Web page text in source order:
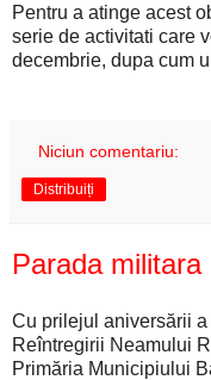
Pentru a atinge acest
serie de activitati care
decembrie, dupa cum
Niciun comentariu:
Distribuiți
Parada
Cu prilejul aniversării
Reîntregirii Neamului
Primăria Municipiului